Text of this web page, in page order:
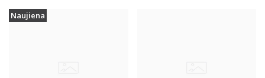
Naujiena